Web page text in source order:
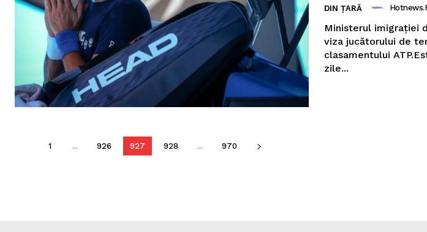
DIN ȚARĂ
Ministerul imigrației
viza jucătorului de
clasamentului
zile...
1 ... 926 927 928 ... 970